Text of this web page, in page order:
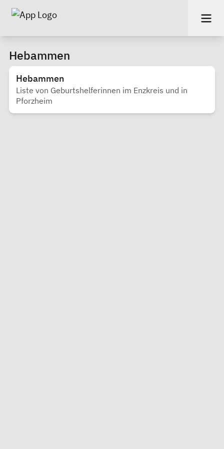
Hebammen
Hebammen
Liste von Geburtshelferinnen im Enzkreis und in
Pforzheim